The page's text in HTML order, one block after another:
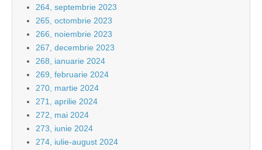
264, septembrie 2023
265, octombrie 2023
266, noiembrie 2023
267, decembrie 2023
268, ianuarie 2024
269, februarie 2024
270, martie 2024
271, aprilie 2024
272, mai 2024
273, iunie 2024
274, iulie-august 2024